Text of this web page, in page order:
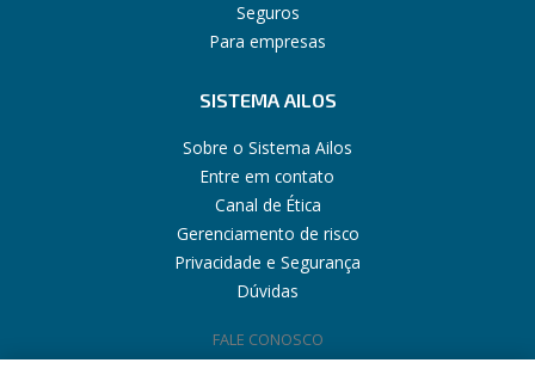
Seguros
Para empresas
SISTEMA AILOS
Sobre o Sistema Ailos
Entre em contato
Canal de Ética
Gerenciamento de risco
Privacidade e Segurança
Dúvidas
FALE CONOSCO